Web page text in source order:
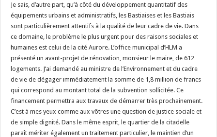
Je sais, d’autre part, qu’à côté du développement quantitatif des
équipements urbains et administratifs, les Bastiaises et les Bastiais
sont particulièrement attentifs à la qualité de leur cadre de vie. Dans
ce domaine, le problème le plus urgent pour des raisons sociales et
humaines est celui de la cité Aurore. L’office municipal d’HLM a
présenté un avant-projet de rénovation, monsieur le maire, de 612
logements. J’ai demandé au ministre de l’Environnement et du cadre
de vie de dégager immédiatement la somme de 1,8 million de francs
qui correspond au montant total de la subvention sollicitée. Ce
financement permettra aux travaux de démarrer très prochainement.
C’est à mes yeux comme aux vôtres une question de justice sociale et
de simple dignité. Dans le même esprit, le quartier de la citadelle
paraît mériter également un traitement particulier, le maintien d’un